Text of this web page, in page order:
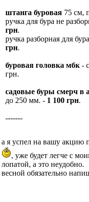
штанга буровая 75 см,
ручка для бура не
грн.
ручка разборная для
грн.
буровая головка мбк-
грн.
садовые буры смерч в
до 250 мм. - 1 100 грн.
-------
а я успел на вашу акцию
, уже будет легче с
лопатой, а это неудобно.
весной обязательно